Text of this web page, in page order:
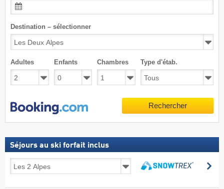
Destination – sélectionner
Adultes Enfants Chambres Type d'étab.
Rechercher
Séjours au ski forfait inclus
Séjours
au